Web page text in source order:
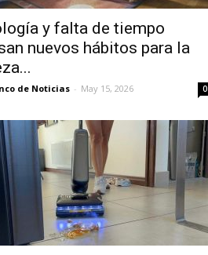
y falta de tiempo
nuevos hábitos para la
de Noticias - May 15, 2026 0